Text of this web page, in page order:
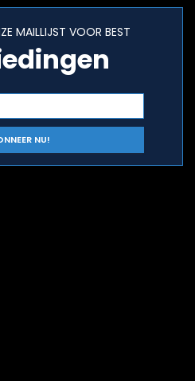
MAILLIJST VOOR BEST